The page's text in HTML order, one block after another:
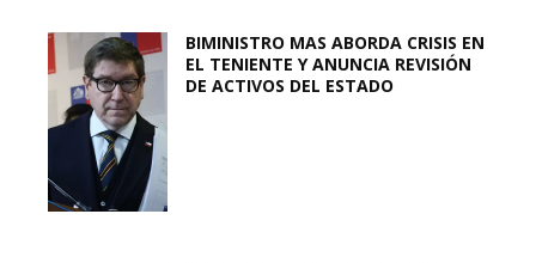
BIMINISTRO MAS ABORDA CRISIS EN
EL TENIENTE Y ANUNCIA REVISIÓN
DE ACTIVOS DEL ESTADO